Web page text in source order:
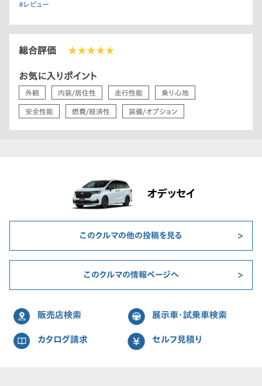
#レビュー
総合評価 ★★★★★
お気に入りポイント
外観 内装/居住性 走行性能 乗り心地
安全性能 燃費/経済性 装備/オプション
オデッセイ
このクルマの他の投稿を見る
このクルマの情報ページへ
販売店検索 展示車・試乗車検索
カタログ請求 セルフ見積り